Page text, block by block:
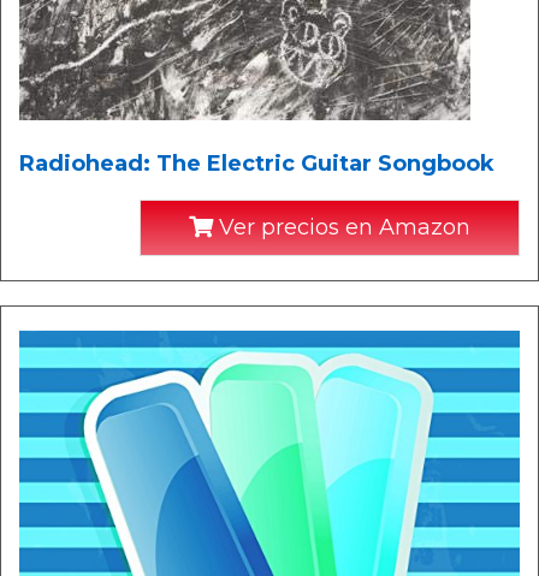
Radiohead: The Electric Guitar Songbook
Ver precios en Amazon